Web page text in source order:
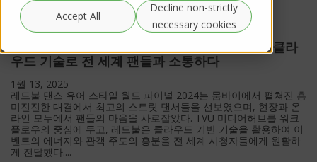
Accept All
Decline non-strictly
necessary cookies
Search Results for:2024
레드불 댄스 유어 스타일 파이널 2024, TVU의 클라
우드 기술로 전 세계 팬들과 소통하다
1월 13, 2025
레드불 댄스 유어 스타일 월드 파이널 2024는 뭄바이에서 펼쳐진 흥
미진진한 대결에서 최고의 스트릿 댄서들을 선보였으며, 현장과 온
라인 모두에서 팬들의 마음을 사로잡았다. TVU 미디어허브를 워크
플로우의 중심에 두고, 레드불은 클라우드 기반 기술을 활용하여 이
벤트의 에너지와 관객 주도의 흥분을 전 세계 시청자들에게 원활하
게 전달했다....